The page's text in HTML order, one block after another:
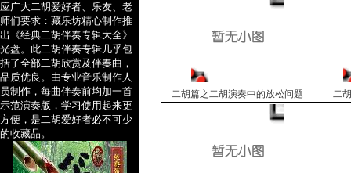
应广大二胡爱好者、乐友、老
师们要求：藏乐坊精心制作推
出《经典二胡伴奏专辑大全》
光盘。此二胡伴奏专辑几乎包
括了全部二胡欣赏及伴奏曲，
品质优良。由专业音乐制作人
员制作，每曲伴奏前均加一首
示范演奏版，学习使用起来更
方便，是二胡爱好者必不可少
的收藏品。
二胡篇之二胡演奏中的放松问题 二